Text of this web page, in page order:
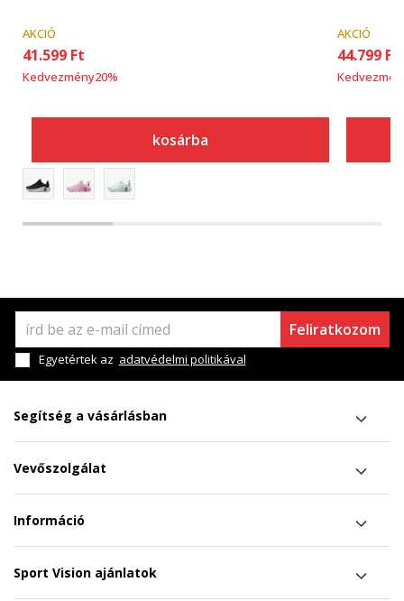
AKCIÓ
41.599 Ft
Kedvezmény20%
kosárba
AKCIÓ
44.799 Ft
Feliratkozom
Egyetértek az adatvédelmi politikával
Segítség a vásárlásban
Vevőszolgálat
Információ
Sport Vision ajánlatok